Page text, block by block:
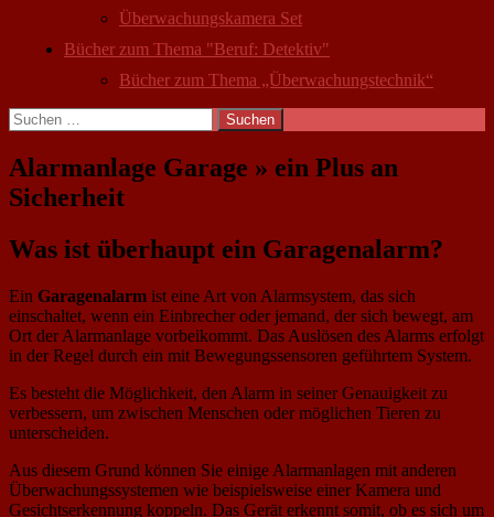
Überwachungs­kamera Set
Bücher zum Thema "Beruf: Detektiv"
Bücher zum Thema „Überwachungstechnik“
Suchen
nach:
Alarmanlage Garage » ein Plus an
Sicherheit
Was ist überhaupt ein Garagenalarm?
Ein Garagenalarm ist eine Art von Alarmsystem, das sich
einschaltet, wenn ein Einbrecher oder jemand, der sich bewegt, am
Ort der Alarmanlage vorbeikommt. Das Auslösen des Alarms erfolgt
in der Regel durch ein mit Bewegungssensoren geführtem System.
Es besteht die Möglichkeit, den Alarm in seiner Genauigkeit zu
verbessern, um zwischen Menschen oder möglichen Tieren zu
unterscheiden.
Aus diesem Grund können Sie einige Alarmanlagen mit anderen
Überwachungssystemen wie beispielsweise einer Kamera und
Gesichtserkennung koppeln. Das Gerät erkennt somit, ob es sich um